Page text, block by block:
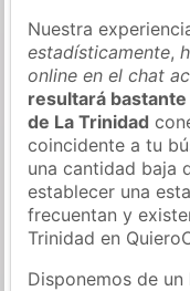
Nuestra
estadísticamente,
online en el chat
resultará
de La Trinidad
coincidente a tu
una cantidad baja
establecer una
frecuentan y
Trinidad en
Disponemos de un